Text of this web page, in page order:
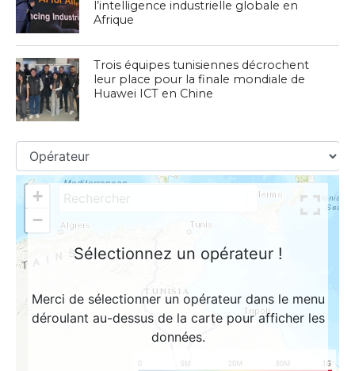
l’intelligence industrielle globale en
Afrique
Trois équipes tunisiennes décrochent
leur place pour la finale mondiale de
Huawei ICT en Chine